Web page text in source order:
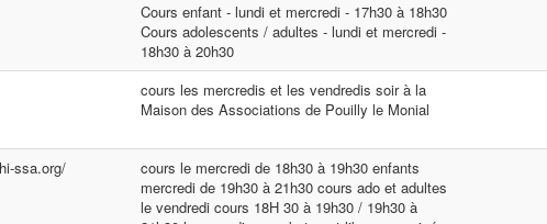
Cours enfant - lundi et mercredi - 17h30 à 18h30
Cours adolescents / adultes - lundi et mercredi -
18h30 à 20h30
cours les mercredis et les vendredis soir à la
Maison des Associations de Pouilly le Monial
ssa.org/
cours le mercredi de 18h30 à 19h30 enfants
mercredi de 19h30 à 21h30 cours ado et adultes
le vendredi cours 18H 30 à 19h30 / 19h30 à